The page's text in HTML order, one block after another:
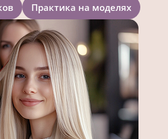
Практика на моделях